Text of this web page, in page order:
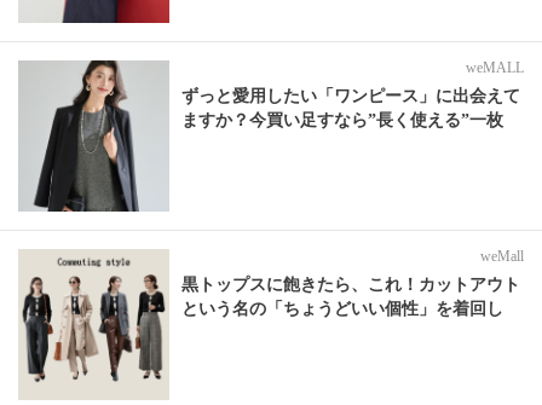
weMALL
ずっと愛用したい「ワンピース」に出会えて
ますか？今買い足すなら”長く使える”一枚
weMall
黒トップスに飽きたら、これ！カットアウト
という名の「ちょうどいい個性」を着回し